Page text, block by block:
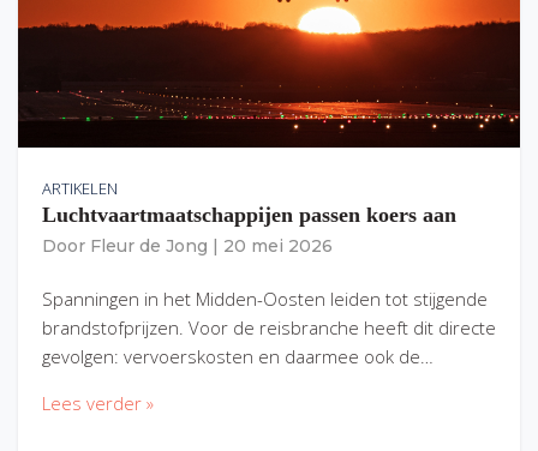
ARTIKELEN
Luchtvaartmaatschappijen passen koers aan
Door Fleur de Jong 20 mei 2026
Spanningen in het Midden-Oosten leiden tot stijgende
brandstofprijzen. Voor de reisbranche heeft dit directe
gevolgen: vervoerskosten en daarmee ook de…
Lees verder »